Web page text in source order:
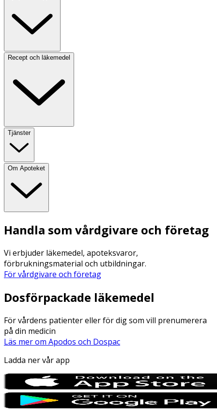
Recept och läkemedel
Tjänster
Om Apoteket
Handla som vårdgivare och företag
Vi erbjuder läkemedel, apoteksvaror,
förbrukningsmaterial och utbildningar.
För vårdgivare och företag
Dosförpackade läkemedel
För vårdens patienter eller för dig som vill prenumerera
på din medicin
Läs mer om Apodos och Dospac
Ladda ner vår app